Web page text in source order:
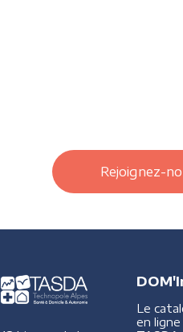
Rejoignez-
Le
en ligne